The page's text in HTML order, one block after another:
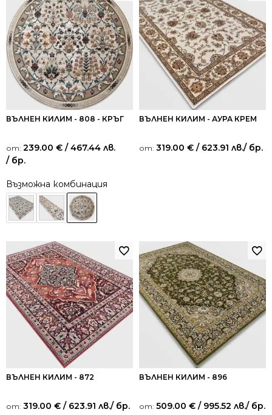
ВЪЛНЕН КИЛИМ - 808 - КРЪГ
от: 239.00 € / 467.44 лв.
/ бр.
Възможна комбинация
ВЪЛНЕН КИЛИМ - АУРА КРЕМ
от: 319.00 € / 623.91 лв./ бр.
ВЪЛНЕН КИЛИМ - 872
от: 319.00 € / 623.91 лв./ бр.
ВЪЛНЕН КИЛИМ - 896
от: 509.00 € / 995.52 лв./ бр.